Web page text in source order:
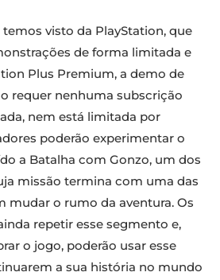
visto da PlayStation, que
de forma limitada e
Plus Premium, a demo de
requer nenhuma subscrição
nem está limitada por
poderão experimentar o
a Batalha com Gonzo, um dos
missão termina com uma das
mudar o rumo da aventura. Os
repetir esse segmento e,
o jogo, poderão usar esse
a sua história no mundo